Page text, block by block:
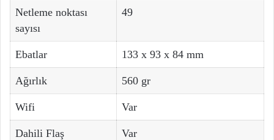
Netleme noktası
sayısı
49
Ebatlar 133 x 93 x 84 mm
Ağırlık 560 gr
Wifi Var
Dahili Flaş Var